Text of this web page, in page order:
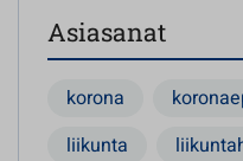
Asiasanat
korona
liikunta